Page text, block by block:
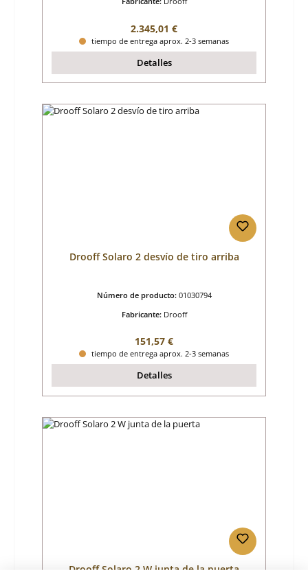
Precio normal:
2.345,01 €
tiempo de entrega aprox. 2-3 semanas
Detalles
Drooff Solaro 2 desvío de tiro arriba
Número de producto: 01030794
Fabricante: Drooff
Precio normal:
151,57 €
tiempo de entrega aprox. 2-3 semanas
Detalles
Drooff Solaro 2 W junta de la puerta